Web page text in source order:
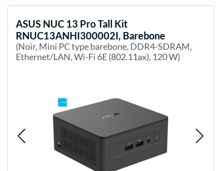
ASUS NUC 13 Pro Tall Kit
RNUC13ANHI300002I, Barebone
(Noir, Mini PC type barebone, DDR4-SDRAM,
Ethernet/LAN, Wi-Fi 6E (802.11ax), 120 W)